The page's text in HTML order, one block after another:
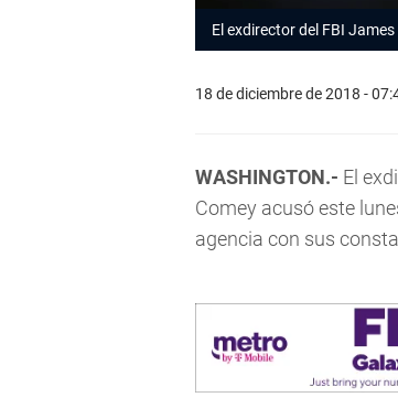
El exdirector del FBI James
18 de diciembre de 2018 -
WASHINGTON.- El
Comey acusó este
agencia con sus